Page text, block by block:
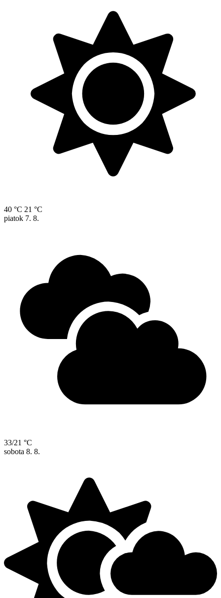
40 °C 21 °C
piatok 7. 8.
33/21 °C
sobota 8. 8.